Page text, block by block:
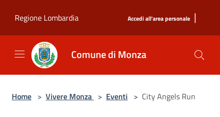
Regione Lombardia
Accedi all'area personale |
Comune di Monza
Home > Vivere Monza > Eventi > City Angels Run